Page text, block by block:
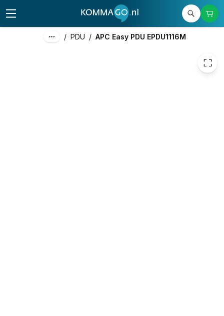
/ PDU / APC Easy PDU EPDU1116M
excl. btw